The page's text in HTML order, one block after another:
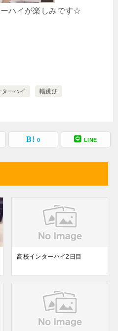
ハイが楽しみです☆
ーハイ 幅跳び
0 LINE
高校インターハイ2日目